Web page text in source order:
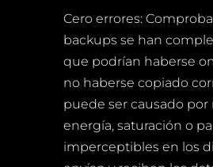
Cero errores:
backups se han
que podrían haberse
no haberse copiado
puede ser causado
energía, saturación o
imperceptibles en los